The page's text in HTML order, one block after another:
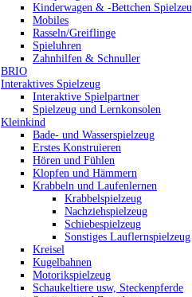
Kinderwagen & -Bettchen
Mobiles
Rasseln/Greiflinge
Spieluhren
Zahnhilfen & Schnuller
BRIO
Interaktives Spielzeug
Interaktive Spielpartner
Spielzeug und Lernkonsolen
Kleinkind
Bade- und Wasserspielzeug
Erstes Konstruieren
Hören und Fühlen
Klopfen und Hämmern
Krabbeln und Laufenlernen
Krabbelspielzeug
Nachziehspielzeug
Schiebespielzeug
Sonstiges Lauflernspielzeug
Kreisel
Kugelbahnen
Motorikspielzeug
Schaukeltiere usw, Steckenpferde